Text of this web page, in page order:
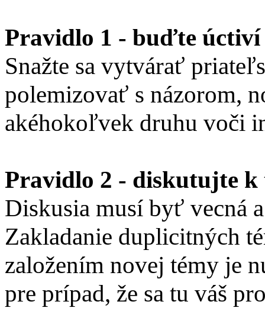
Pravidlo 1 - buďte
Snažte sa vytvárať
polemizovať s názorom,
akéhokoľvek druhu voči
Pravidlo 2 - diskutujte k
Diskusia musí byť vecná
Zakladanie duplicitných
založením novej témy je
pre prípad, že sa tu váš